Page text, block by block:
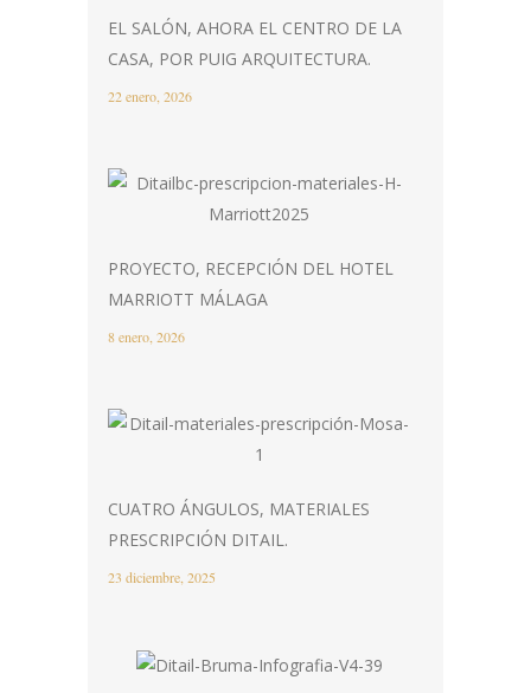
EL SALÓN, AHORA EL CENTRO DE LA
CASA, POR PUIG ARQUITECTURA.
22 enero, 2026
PROYECTO, RECEPCIÓN DEL HOTEL
MARRIOTT MÁLAGA
8 enero, 2026
CUATRO ÁNGULOS, MATERIALES
PRESCRIPCIÓN DITAIL.
23 diciembre, 2025